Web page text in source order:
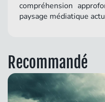
compréhension
paysage médiatique
Recommandé